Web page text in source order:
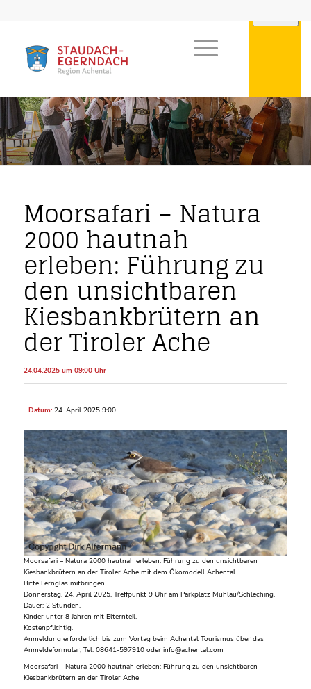
Moorsafari – Natura
2000 hautnah
erleben: Führung zu
den unsichtbaren
Kiesbankbrütern an
der Tiroler Ache
24.04.2025 um 09:00 Uhr
Datum: 24. April 2025 9:00
Moorsafari – Natura 2000 hautnah erleben: Führung zu den unsichtbaren
Kiesbankbrütern an der Tiroler Ache mit dem Ökomodell Achental.
Bitte Fernglas mitbringen.
Donnerstag, 24. April 2025, Treffpunkt 9 Uhr am Parkplatz Mühlau/Schleching.
Dauer: 2 Stunden.
Kinder unter 8 Jahren mit Elternteil.
Kostenpflichtig.
Anmeldung erforderlich bis zum Vortag beim Achental Tourismus über das
Anmeldeformular, Tel. 08641-597910 oder info@achental.com
Moorsafari – Natura 2000 hautnah erleben: Führung zu den unsichtbaren
Kiesbankbrütern an der Tiroler Ache